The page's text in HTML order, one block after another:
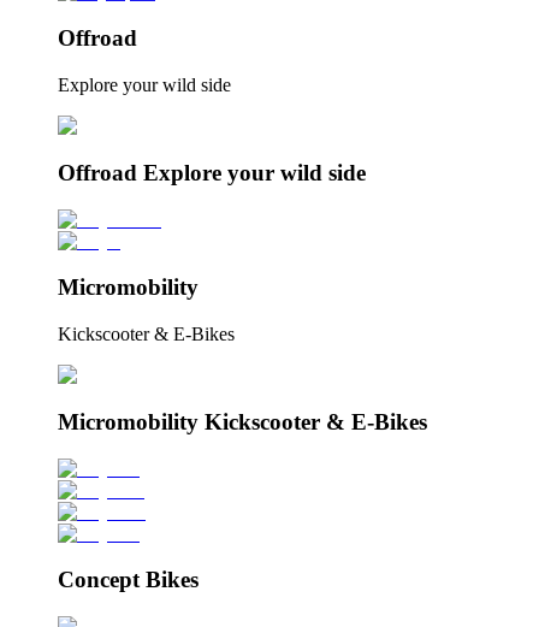
Offroad
Explore your wild side
Offroad Explore your wild side
Micromobility
Kickscooter & E-Bikes
Micromobility Kickscooter & E-Bikes
Concept Bikes